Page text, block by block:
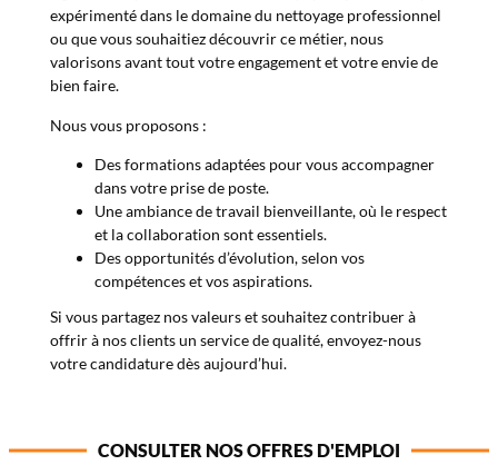
expérimenté dans le domaine du nettoyage professionnel
ou que vous souhaitiez découvrir ce métier, nous
valorisons avant tout votre engagement et votre envie de
bien faire.
Nous vous proposons :
Des formations adaptées pour vous accompagner
dans votre prise de poste.
Une ambiance de travail bienveillante, où le respect
et la collaboration sont essentiels.
Des opportunités d’évolution, selon vos
compétences et vos aspirations.
Si vous partagez nos valeurs et souhaitez contribuer à
offrir à nos clients un service de qualité, envoyez-nous
votre candidature dès aujourd’hui.
CONSULTER NOS OFFRES D'EMPLOI